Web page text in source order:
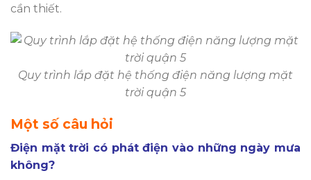
cần thiết.
Quy trình lắp đặt hệ thống điện năng lượng mặt
trời quận 5
Một số câu hỏi
Điện mặt trời có phát điện vào những ngày mưa
không?